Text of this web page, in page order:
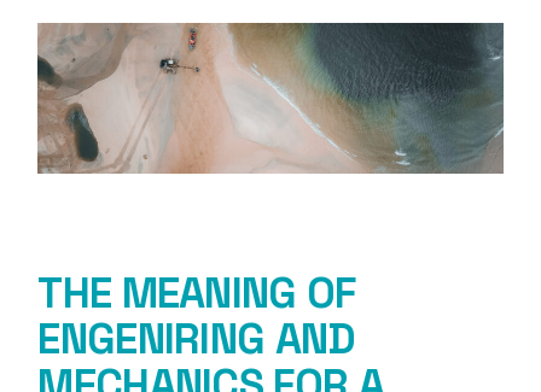
THE MEANING OF
ENGENIRING AND